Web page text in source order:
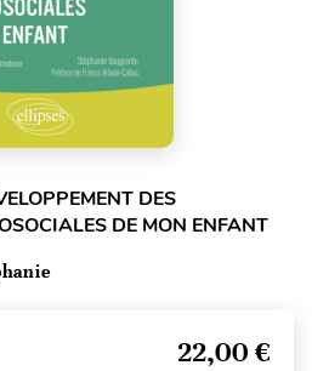
DES
DE MON ENFANT
22,00 €